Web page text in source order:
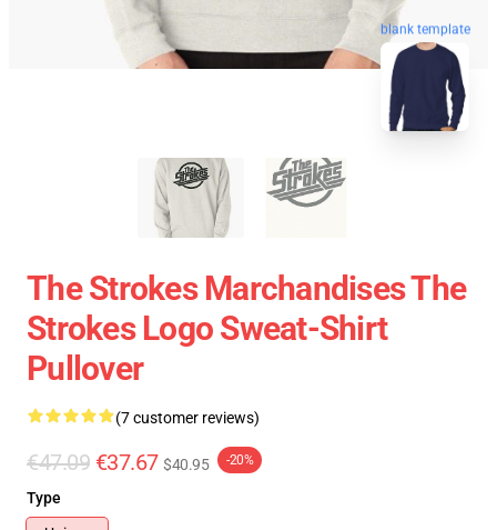
blank template
The Strokes Marchandises The
Strokes Logo Sweat-Shirt
Pullover
(7 customer reviews)
€47.09 €37.67 $40.95 -20%
Type